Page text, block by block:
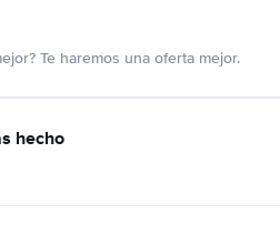
Te haremos una oferta mejor.
hecho